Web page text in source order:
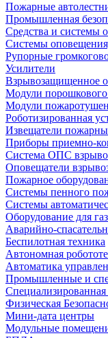
Пожарные
Промышленная
Средства и системы
Системы
Рупорные
Усилители
Взрывозащищенное
Модули
Модули
Роботизированная
Извещатели
Приборы приемно-
Система ОПС
Оповещатели
Пожарное
Системы пенного
Системы
Оборудование для
Аварийно-
Беспилотная техника
Автономная
Автоматика
Промышленные и
Специализированная
Физическая
Мини-дата центры
Модульные